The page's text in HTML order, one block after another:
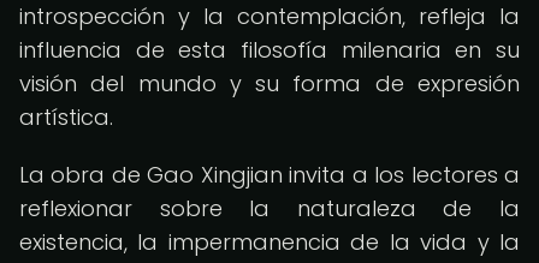
introspección y la contemplación, refleja la
influencia de esta filosofía milenaria en su
visión del mundo y su forma de expresión
artística.
La obra de Gao Xingjian invita a los lectores a
reflexionar sobre la naturaleza de la
existencia, la impermanencia de la vida y la